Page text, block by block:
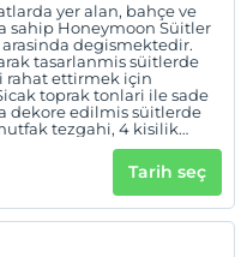
yer alan, bahçe ve
sahip Honeymoon Süitler
degismektedir.
tasarlanmis süitlerde
rahat ettirmek için
toprak tonlari ile sade
dekore edilmis süitlerde
tezgahi, 4 kisilik
kiyafet dolabi, aynali
6 kisi için tasarlanmis
grubu ve duslu birTarih seç